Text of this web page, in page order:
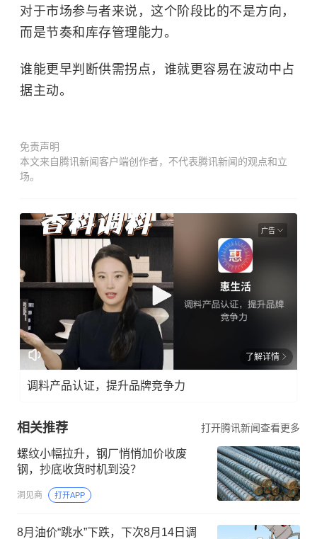
对于市场参与者来说，这个阶段比的不是方向，
而是节奏和库存管理能力。
谁能更早判断供需拐点，谁就更容易在波动中占
据主动。
免责声明
本文来自腾讯新闻客户端创作者，不代表腾讯新闻的观点和立
场。
广告
了解详情
调料产品认证，提升品牌竞争力
相关推荐 打开腾讯新闻查看更多
螺纹小幅拉升，钢厂悄悄加价收废
钢，抄底收货时机到没？
洞见商 打开APP
8月油价“跳水”下跌，下次8月14日调